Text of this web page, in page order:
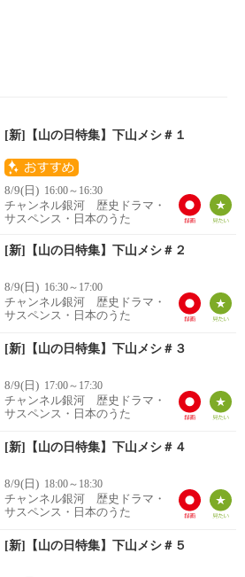
[新]【山の日特集】下山メシ＃１
8/9(日) 16:00～16:30
チャンネル銀河 歴史ドラマ・
サスペンス・日本のうた
[新]【山の日特集】下山メシ＃２
8/9(日) 16:30～17:00
チャンネル銀河 歴史ドラマ・
サスペンス・日本のうた
[新]【山の日特集】下山メシ＃３
8/9(日) 17:00～17:30
チャンネル銀河 歴史ドラマ・
サスペンス・日本のうた
[新]【山の日特集】下山メシ＃４
8/9(日) 18:00～18:30
チャンネル銀河 歴史ドラマ・
サスペンス・日本のうた
[新]【山の日特集】下山メシ＃５